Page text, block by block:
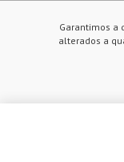
Utilizamos
Garantimos a
alterados a